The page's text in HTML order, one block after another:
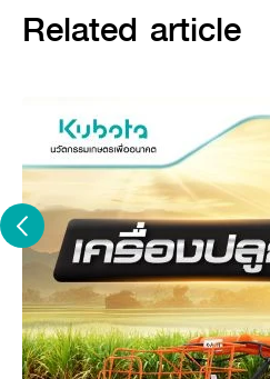
ยังเหลืออยู่หลังการเก็บเกี่ยว
ในการรักษาพยาบาล
เครื่องมือการเกษต
เรือน หรือพื้นที่ขนา
เครื่องมือการเกษตรที่ใช้ในครัวเรือน
อุปกรณ์ที่ใช้งานได้อย่างจำกัด เช่น
หรือสองอย่างเท่านั้น
มีขนาดที่เล็กสามารถเก็บไว้ในครัวเรื
กันดังนี้
Related article